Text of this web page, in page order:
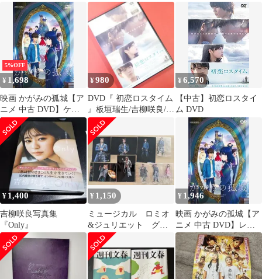
VS悪魔軍団 DVD
日に FINAL DVD 竹内
涼真
5%OFF
¥ 1,698
映画 かがみの孤城【ア
ニメ 中古 DVD】ケー
ス無:: レンタル落ち
¥980
DVD『 初恋ロスタイム
』板垣瑞生/吉柳咲良/竹
内涼真/石橋杏奈/甲本雅
裕
¥6,570
【中古】初恋ロスタイ
ム DVD
¥ 1,400
吉柳咲良写真集
『Only』
¥ 1,150
ミュージカル ロミオ
&ジュリエット グッ
ズセット
¥ 1,946
映画 かがみの孤城【ア
ニメ 中古 DVD】レン
タル落ち